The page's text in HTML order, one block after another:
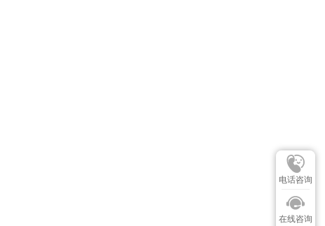
电话咨询
在线咨询